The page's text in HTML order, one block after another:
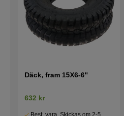
Däck, fram 15X6-6"
632 kr